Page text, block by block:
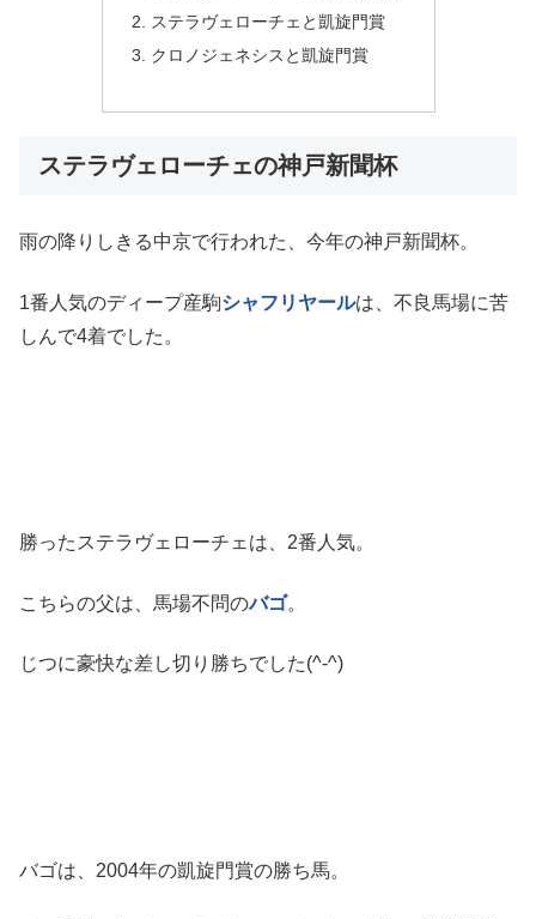
ステラヴェローチェと凱旋門賞
クロノジェネシスと凱旋門賞
ステラヴェローチェの神戸新聞杯
雨の降りしきる中京で行われた、今年の神戸新聞杯。
1番人気のディープ産駒シャフリヤールは、不良馬場に苦
しんで4着でした。
勝ったステラヴェローチェは、2番人気。
こちらの父は、馬場不問のバゴ。
じつに豪快な差し切り勝ちでした(^-^)
バゴは、2004年の凱旋門賞の勝ち馬。